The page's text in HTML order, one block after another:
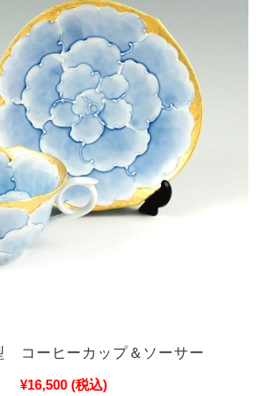
コーヒーカップ＆ソーサー
¥16,500 (税込)